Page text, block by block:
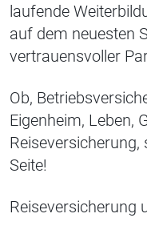
laufende
auf dem neuesten
vertrauensvoller
Ob,
Eigenheim, Leben,
Seite!
Reiseversicherung